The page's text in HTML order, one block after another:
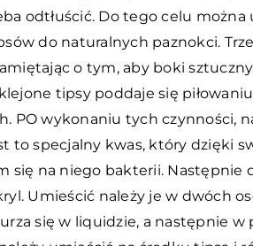
odtłuścić. Do tego celu można
do naturalnych paznokci.
o tym, aby boki
tipsy poddaje się
PO wykonaniu tych czynności,
to specjalny kwas, który dzięki
się na niego bakterii. Następnie
Umieścić należy je w dwóch
się w liquidzie, a następnie w